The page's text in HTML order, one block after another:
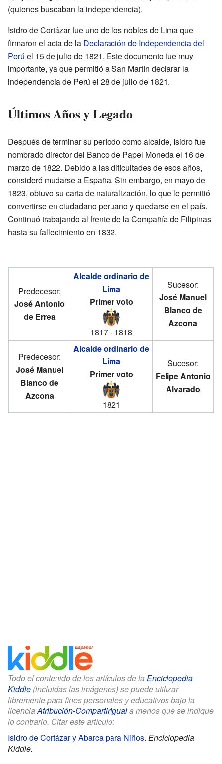
(quienes buscaban la independencia).
Isidro de Cortázar fue uno de los nobles de Lima que
firmaron el acta de la Declaración de Independencia del
Perú el 15 de julio de 1821. Este documento fue muy
importante, ya que permitió a San Martín declarar la
independencia de Perú el 28 de julio de 1821.
Últimos Años y Legado
Después de terminar su período como alcalde, Isidro fue
nombrado director del Banco de Papel Moneda el 16 de
marzo de 1822. Debido a las dificultades de esos años,
consideró mudarse a España. Sin embargo, en mayo de
1823, obtuvo su carta de naturalización, lo que le permitió
convertirse en ciudadano peruano y quedarse en el país.
Continuó trabajando al frente de la Compañía de Filipinas
hasta su fallecimiento en 1832.
Predecesor:
José Antonio
de Errea
Alcalde ordinario de
Lima
Primer voto
1817 - 1818
Sucesor:
José Manuel
Blanco de
Azcona
Predecesor:
José Manuel
Blanco de
Azcona
Alcalde ordinario de
Lima
Primer voto
1821
Sucesor:
Felipe Antonio
Alvarado
Todo el contenido de los artículos de la Enciclopedia
Kiddle (incluidas las imágenes) se puede utilizar
libremente para fines personales y educativos bajo la
licenciaAtribución-CompartirIguala menos que se indique
lo contrario. Citar este artículo:
Isidro de Cortázar y Abarca para Niños. Enciclopedia
Kiddle.